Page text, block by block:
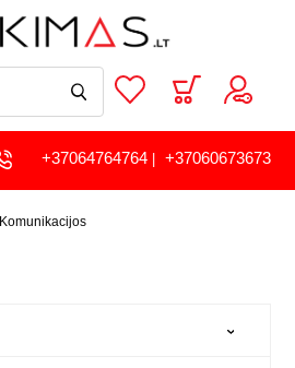
+37064764764| +37060673673
Komunikacijos